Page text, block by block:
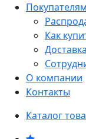
Покупателям
Как
Доставка
О компании
Контакты
Каталог